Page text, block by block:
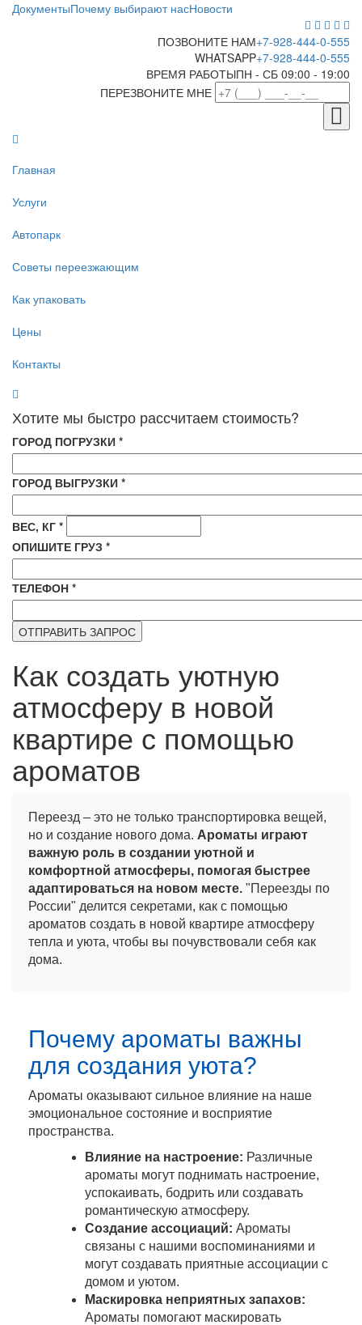
ДокументыПочему выбирают насНовости
ПОЗВОНИТЕ НАМ+7-928-444-0-555
WHATSAPP+7-928-444-0-555
ВРЕМЯ РАБОТЫПН - СБ 09:00 - 19:00
ПЕРЕЗВОНИТЕ МНЕ
Главная
Услуги
Автопарк
Советы переезжающим
Как упаковать
Цены
Контакты
Хотите мы быстро рассчитаем стоимость?
ГОРОД ПОГРУЗКИ *
ГОРОД ВЫГРУЗКИ *
ВЕС, КГ *
ОПИШИТЕ ГРУЗ *
ТЕЛЕФОН *
Как создать уютную
атмосферу в новой
квартире с помощью
ароматов
Переезд – это не только транспортировка вещей,
но и создание нового дома. Ароматы играют
важную роль в создании уютной и
комфортной атмосферы, помогая быстрее
адаптироваться на новом месте. "Переезды по
России" делится секретами, как с помощью
ароматов создать в новой квартире атмосферу
тепла и уюта, чтобы вы почувствовали себя как
дома.
Почему ароматы важны
для создания уюта?
Ароматы оказывают сильное влияние на наше
эмоциональное состояние и восприятие
пространства.
Влияние на настроение: Различные
ароматы могут поднимать настроение,
успокаивать, бодрить или создавать
романтическую атмосферу.
Создание ассоциаций: Ароматы
связаны с нашими воспоминаниями и
могут создавать приятные ассоциации с
домом и уютом.
Маскировка неприятных запахов:
Ароматы помогают маскировать